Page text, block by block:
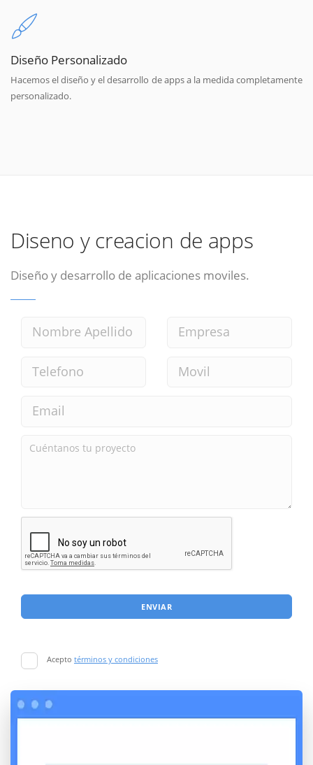
Diseño Personalizado
Hacemos el diseño y el desarrollo de apps a la medida completamente
personalizado.
Diseno y creacion de apps
Diseño y desarrollo de aplicaciones moviles.
ENVIAR
Acepto términos y condiciones